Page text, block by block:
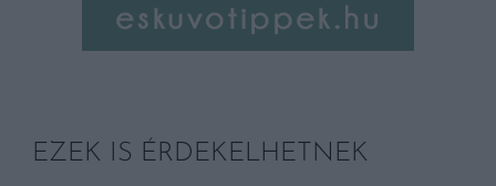
EZEK IS ÉRDEKELHETNEK